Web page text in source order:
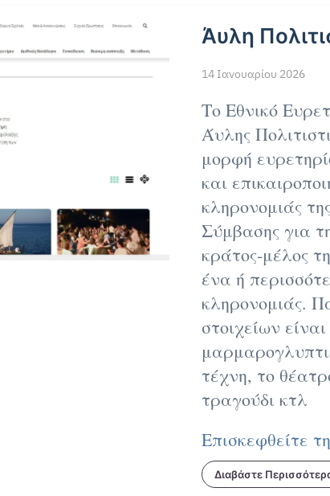
Άυλη
14 Ιανουαρίου 2026
Το Εθνικό
Άυλης
μορφή
και
κληρονομιάς
Σύμβασης για
κράτος-μέλος
ένα ή
κληρονομιάς.
στοιχείων
τέχνη, το
τραγούδι κτλ
Επισκεφθείτε
Διαβάστε